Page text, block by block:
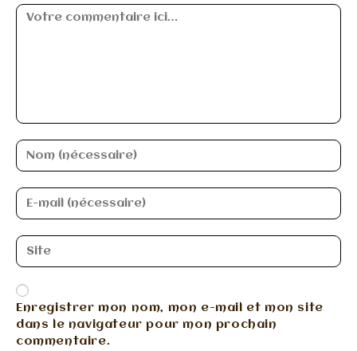
Enregistrer mon nom, mon e-mail et mon site
dans le navigateur pour mon prochain
commentaire.